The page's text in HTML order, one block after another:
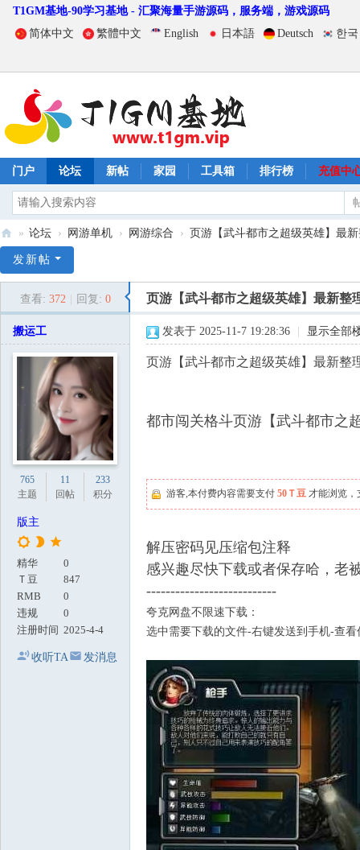
T1GM基地-90学习基地 - 汇聚海量手游源码，服务端，游戏源码
简体中文
繁體中文 English 日本語 Deutsch 한
门户 论坛 新帖 家园 工具箱 排行榜 充值中
1
» 论坛 › 网游单机 › 网游综合 › 页游【武斗都市之超级英雄】最
发新帖
查看: 372 回复: 0 页游【武斗都市之超级英雄】最新整
搬运工
765
主题
11
回帖
233
积分
版主
精华
0
Ｔ豆
847
RMB
0
违规
0
注册时间 2025-4-4
收听TA 发消息
发表于 2025-11-7 19:28:36 显示全部
页游【武斗都市之超级英雄】最新整
都市闯关格斗页游【武斗都市之
游客,本付费内容需要支付 50Ｔ豆 才能浏览，
解压密码见压缩包注释
感兴趣尽快下载或者保存哈，老
---------------------------
夸克网盘不限速下载：
选中需要下载的文件-右键发送到手机-查